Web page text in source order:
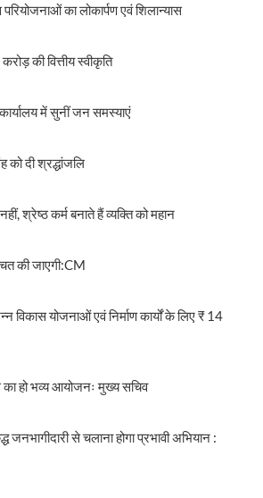
का लोकार्पण एवं शिलान्यास
की वित्तीय स्वीकृति
में सुनीं जन समस्याएं
दी श्रद्धांजलि
श्रेष्ठ कर्म बनाते हैं व्यक्ति को महान
की जाएगी:CM
विकास योजनाओं एवं निर्माण कार्यों के लिए ₹ 14
हो भव्य आयोजनः मुख्य सचिव
से चलाना होगा प्रभावी अभियान :